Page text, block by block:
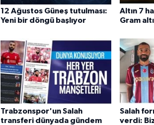
12 Ağustos Güneş tutulması:
Yeni bir döngü başlıyor
Altın 7
Gram
Trabzonspor'un Salah
transferi dünyada gündem
Salah
verdi: